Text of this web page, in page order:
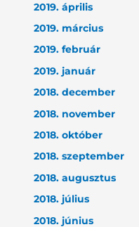
2019. április
2019. március
2019. február
2019. január
2018. december
2018. november
2018. október
2018. szeptember
2018. augusztus
2018. július
2018. június